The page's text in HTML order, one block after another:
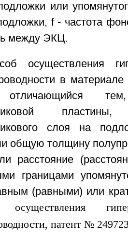
или
f - частота
между ЭКЦ.
осуществления
в
слоя на
общую толщину
расстояние
границами
(равными) или